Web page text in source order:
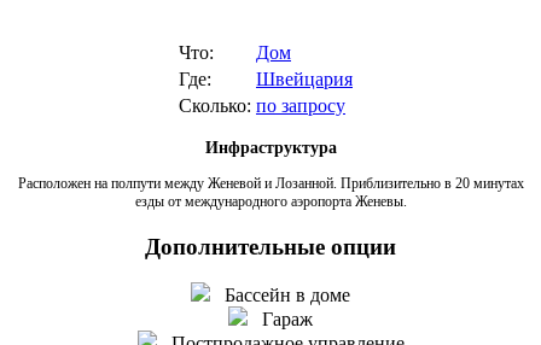
Что:
Дом
Где:
Швейцария
Сколько: по запросу
Инфраструктура
Расположен на полпути между Женевой и Лозанной. Приблизительно в 20 минутах
езды от международного аэропорта Женевы.
Дополнительные опции
Бассейн в доме
Гараж